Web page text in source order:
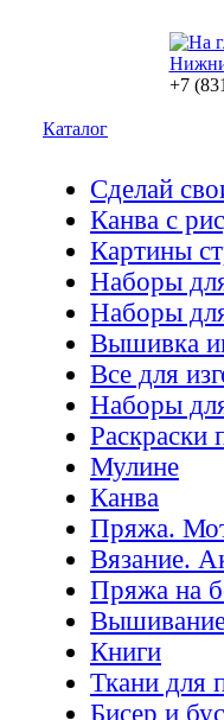
+7
Каталог
Сделай
Канва с
Картины
Наборы
Наборы
Вышивка
Все для
Наборы
Раскраски
Мулине
Канва
Пряжа.
Вязание.
Пряжа на
Книги
Ткани для
Бисер и